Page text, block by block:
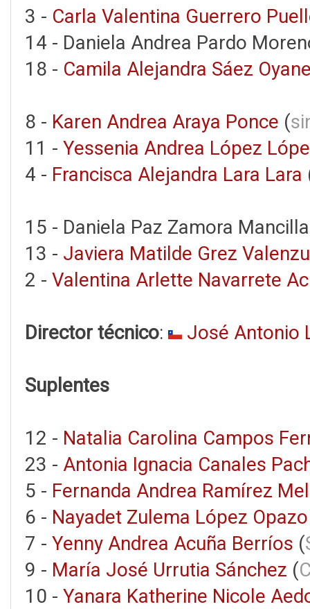
3 - Carla Valentina Guerrero
14 - Daniela Andrea Pardo
18 - Camila Alejandra Sáez
8 - Karen Andrea Araya Ponce (
11 - Yessenia Andrea López
4 - Francisca Alejandra Lara Lara
15 - Daniela Paz Zamora
13 - Javiera Matilde Grez
2 - Valentina Arlette Navarrete
Director técnico: José Antonio
Suplentes
12 - Natalia Carolina Campos
23 - Antonia Ignacia Canales
5 - Fernanda Andrea Ramírez
6 - Nayadet Zulema López Opazo
7 - Yenny Andrea Acuña Berríos (
9 - María José Urrutia Sánchez (
10 - Yanara Katherine Nicole